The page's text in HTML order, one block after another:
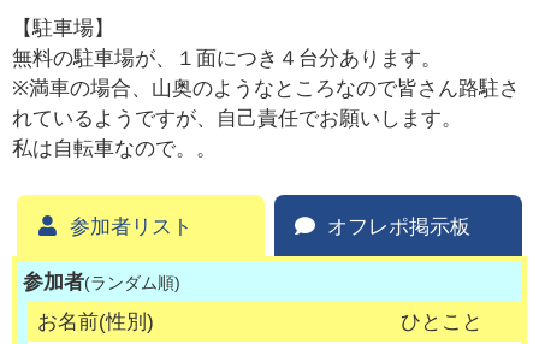
【駐車場】
無料の駐車場が、１面につき４台分あります。
※満車の場合、山奥のようなところなので皆さん路駐さ
れているようですが、自己責任でお願いします。
私は自転車なので。。
参加者リスト オフレポ掲示板
参加者(ランダム順)
お名前(性別)
ひとこと